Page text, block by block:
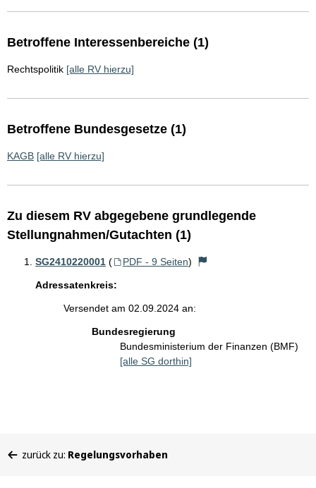
Betroffene Interessenbereiche (1)
Rechtspolitik [alle RV hierzu]
Betroffene Bundesgesetze (1)
KAGB [alle RV hierzu]
Zu diesem RV abgegebene grundlegende
Stellungnahmen/Gutachten (1)
SG2410220001 ( PDF - 9 Seiten)
Adressatenkreis:
Versendet am 02.09.2024 an:
Bundesregierung
Bundesministerium der Finanzen (BMF)
[alle SG dorthin]
befinden
zurück zu: Regelungsvorhaben